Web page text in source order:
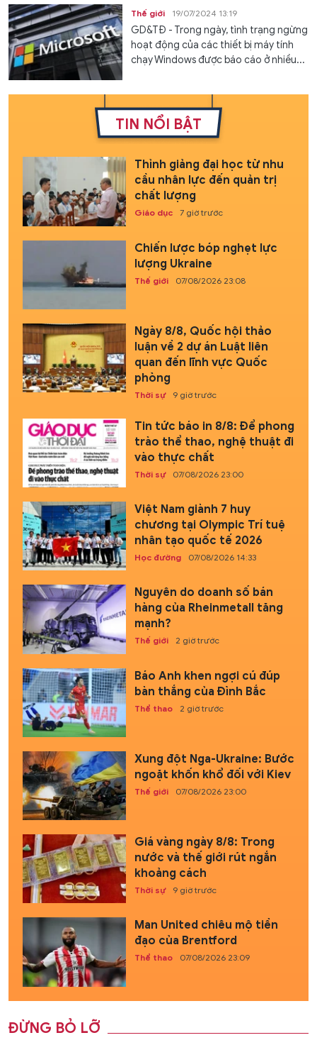
Thế giới 19/07/2024 13:19
GD&TĐ - Trong ngày, tình trạng ngừng
hoạt động của các thiết bị máy tính
chạy Windows được báo cáo ở nhiều...
TIN NỔI BẬT
Thỉnh giảng đại học từ nhu
cầu nhân lực đến quản trị
chất lượng
Giáo dục 7 giờ trước
Chiến lược bóp nghẹt lực
lượng Ukraine
Thế giới 07/08/2026 23:08
Ngày 8/8, Quốc hội thảo
luận về 2 dự án Luật liên
quan đến lĩnh vực Quốc
phòng
Thời sự 9 giờ trước
Tin tức báo in 8/8: Để phong
trào thể thao, nghệ thuật đi
vào thực chất
Thời sự 07/08/2026 23:00
Việt Nam giành 7 huy
chương tại Olympic Trí tuệ
nhân tạo quốc tế 2026
Học đường 07/08/2026 14:33
Nguyên do doanh số bán
hàng của Rheinmetall tăng
mạnh?
Thế giới 2 giờ trước
Báo Anh khen ngợi cú đúp
bàn thắng của Đình Bắc
Thể thao 2 giờ trước
Xung đột Nga-Ukraine: Bước
ngoặt khốn khổ đối với Kiev
Thế giới 07/08/2026 23:00
Giá vàng ngày 8/8: Trong
nước và thế giới rút ngắn
khoảng cách
Thời sự 9 giờ trước
Man United chiêu mộ tiền
đạo của Brentford
Thể thao 07/08/2026 23:09
ĐỪNG BỎ LỠ